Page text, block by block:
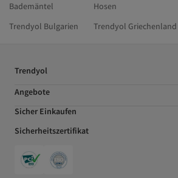
Bademäntel
Hosen
Trendyol Bulgarien
Trendyol Griechenland
Trendyol
Angebote
Sicher Einkaufen
Sicherheitszertifikat